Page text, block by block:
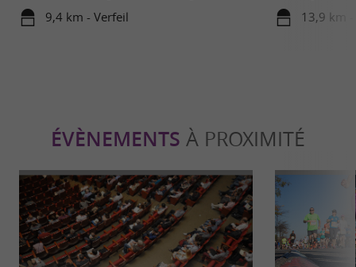
romantique en Haute-Garonne
9,4 km - Verfeil 13,9 km
ÉVÈNEMENTS À PROXIMITÉ